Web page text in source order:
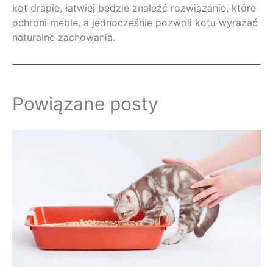
kot drapie, łatwiej będzie znaleźć rozwiązanie, które
ochroni meble, a jednocześnie pozwoli kotu wyrażać
naturalne zachowania.
Powiązane posty